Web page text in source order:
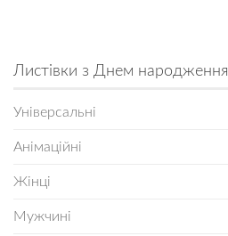
Листівки з Днем народження
Універсальні
Анімаційні
Жінці
Мужчині